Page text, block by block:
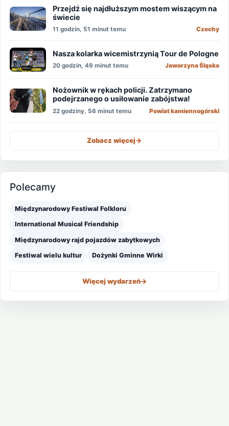
Przejdź się najdłuższym mostem wiszącym na
świecie
11 godzin, 51 minut temu Czechy
Nasza kolarka wicemistrzynią Tour de Pologne
20 godzin, 49 minut temu Jaworzyna Śląska
Nożownik w rękach policji. Zatrzymano
podejrzanego o usiłowanie zabójstwa!
22 godziny, 56 minut temu Powiat kamiennogórski
Zobacz więcej->
Polecamy
Międzynarodowy Festiwal Folkloru
International Musical Friendship
Międzynarodowy rajd pojazdów zabytkowych
Festiwal wielu kultur Dożynki Gminne Wirki
Więcej wydarzeń->